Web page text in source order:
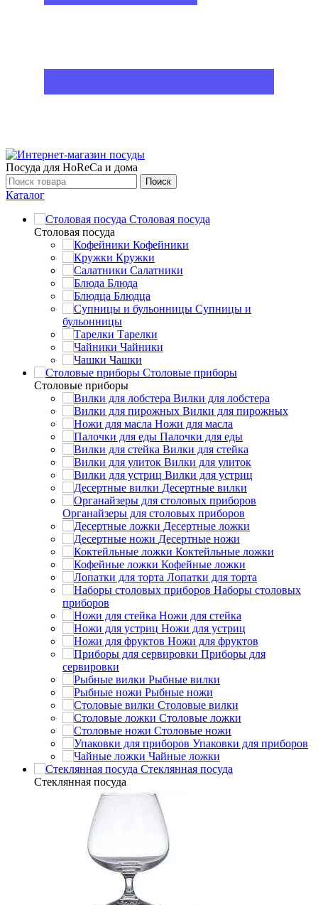
Посуда для HoReCa и дома
Поиск
Каталог
Столовая посуда
Столовая посуда
Кофейники
Кружки
Салатники
Блюда
Блюдца
Супницы и
бульонницы
Тарелки
Чайники
Чашки
Cтоловые приборы
Cтоловые приборы
Вилки для лобстера
Вилки для пирожных
Ножи для масла
Палочки для еды
Вилки для стейка
Вилки для улиток
Вилки для устриц
Десертные вилки
Органайзеры для столовых приборов
Десертные ложки
Десертные ножи
Коктейльные ложки
Кофейные ложки
Лопатки для торта
Наборы столовых
приборов
Ножи для стейка
Ножи для устриц
Ножи для фруктов
Приборы для
сервировки
Рыбные вилки
Рыбные ножи
Столовые вилки
Столовые ложки
Столовые ножи
Упаковки для приборов
Чайные ложки
Стеклянная посуда
Стеклянная посуда